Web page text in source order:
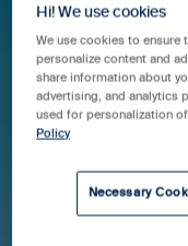
Hjälpcenter Blikk
Fakturering
Kan jag
Hi! We use cookies
We use cookies to ensure
personalize content and
share information about
advertising, and analytics
used for personalization
Policy
Necessary